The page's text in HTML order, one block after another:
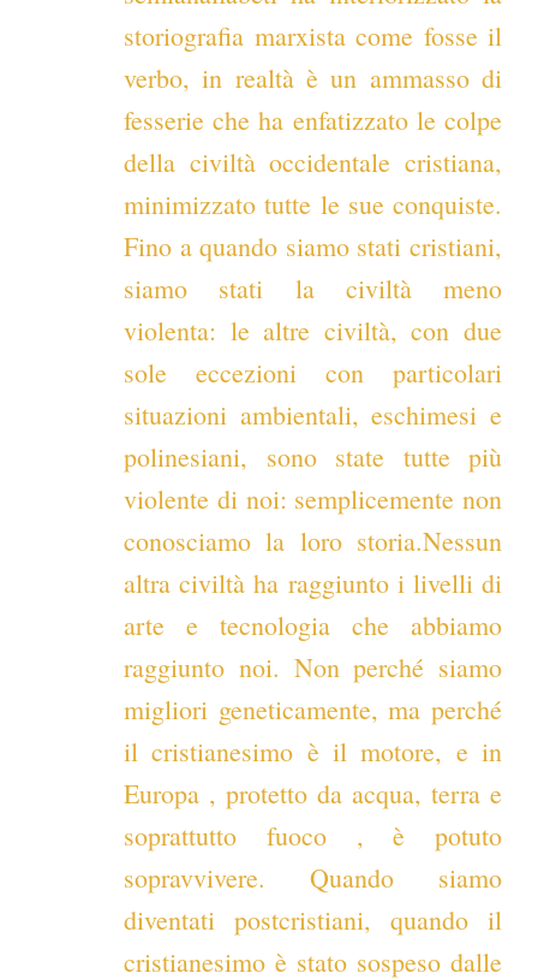
storiografia marxista come fosse il
verbo, in realtà è un ammasso di
fesserie che ha enfatizzato le colpe
della civiltà occidentale cristiana,
minimizzato tutte le sue conquiste.
Fino a quando siamo stati cristiani,
siamo stati la civiltà meno
violenta: le altre civiltà, con due
sole eccezioni con particolari
situazioni ambientali, eschimesi e
polinesiani, sono state tutte più
violente di noi: semplicemente non
conosciamo la loro storia.Nessun
altra civiltà ha raggiunto i livelli di
arte e tecnologia che abbiamo
raggiunto noi. Non perché siamo
migliori geneticamente, ma perché
il cristianesimo è il motore, e in
Europa , protetto da acqua, terra e
soprattutto fuoco , è potuto
sopravvivere. Quando siamo
diventati postcristiani, quando il
cristianesimo è stato sospeso dalle